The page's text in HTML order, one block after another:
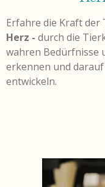
Erfahre die Kraft
Herz - durch die
wahren Bedürfnisse
erkennen und
entwickeln.